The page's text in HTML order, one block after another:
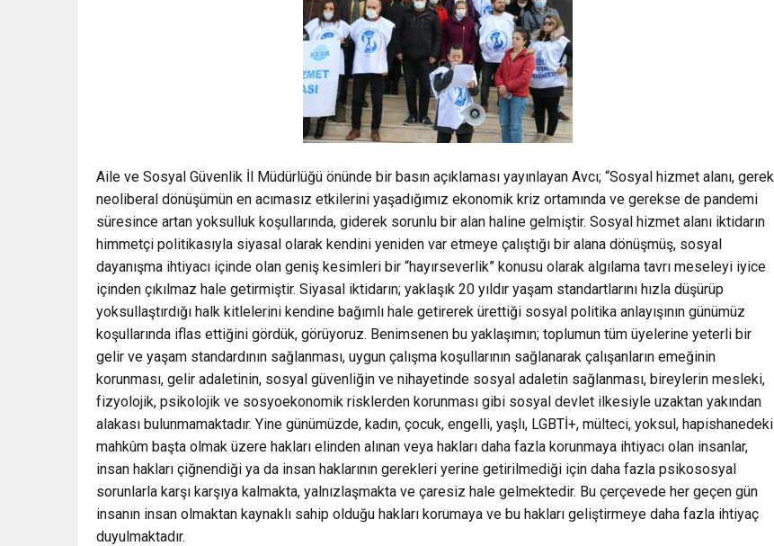
Aile ve Sosyal Güvenlik İl Müdürlüğü önünde bir basın açıklaması yayınlayan Avcı; “Sosyal hizmet alanı, gerek
neoliberal dönüşümün en acımasız etkilerini yaşadığımız ekonomik kriz ortamında ve gerekse de pandemi
süresince artan yoksulluk koşullarında, giderek sorunlu bir alan haline gelmiştir. Sosyal hizmet alanı iktidarın
himmetçi politikasıyla siyasal olarak kendini yeniden var etmeye çalıştığı bir alana dönüşmüş, sosyal
dayanışma ihtiyacı içinde olan geniş kesimleri bir “hayırseverlik” konusu olarak algılama tavrı meseleyi iyice
içinden çıkılmaz hale getirmiştir. Siyasal iktidarın; yaklaşık 20 yıldır yaşam standartlarını hızla düşürüp
yoksullaştırdığı halk kitlelerini kendine bağımlı hale getirerek ürettiği sosyal politika anlayışının günümüz
koşullarında iflas ettiğini gördük, görüyoruz. Benimsenen bu yaklaşımın; toplumun tüm üyelerine yeterli bir
gelir ve yaşam standardının sağlanması, uygun çalışma koşullarının sağlanarak çalışanların emeğinin
korunması, gelir adaletinin, sosyal güvenliğin ve nihayetinde sosyal adaletin sağlanması, bireylerin mesleki,
fizyolojik, psikolojik ve sosyoekonomik risklerden korunması gibi sosyal devlet ilkesiyle uzaktan yakından
alakası bulunmamaktadır. Yine günümüzde, kadın, çocuk, engelli, yaşlı, LGBTİ+, mülteci, yoksul, hapishanedeki
mahkûm başta olmak üzere hakları elinden alınan veya hakları daha fazla korunmaya ihtiyacı olan insanlar,
insan hakları çiğnendiği ya da insan haklarının gerekleri yerine getirilmediği için daha fazla psikososyal
sorunlarla karşı karşıya kalmakta, yalnızlaşmakta ve çaresiz hale gelmektedir. Bu çerçevede her geçen gün
insanın insan olmaktan kaynaklı sahip olduğu hakları korumaya ve bu hakları geliştirmeye daha fazla ihtiyaç
duyulmaktadır.